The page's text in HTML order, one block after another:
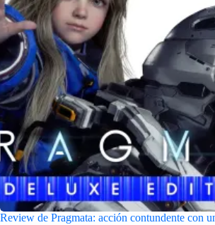
Review de Pragmata: acción contundente con